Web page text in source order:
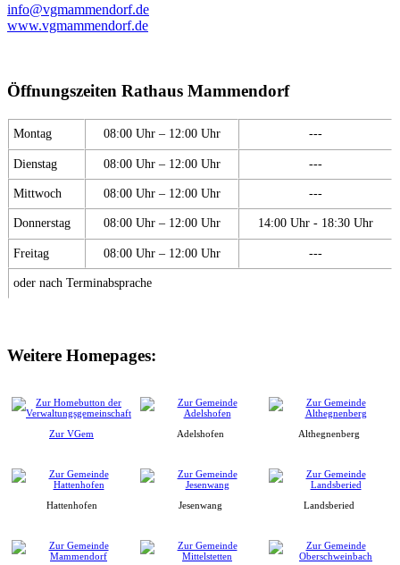
info@vgmammendorf.de
www.vgmammendorf.de
Öffnungszeiten Rathaus Mammendorf
Montag 08:00 Uhr – 12:00 Uhr ---
Dienstag 08:00 Uhr – 12:00 Uhr ---
Mittwoch 08:00 Uhr – 12:00 Uhr ---
Donnerstag 08:00 Uhr – 12:00 Uhr 14:00 Uhr - 18:30 Uhr
Freitag 08:00 Uhr – 12:00 Uhr ---
oder nach Terminabsprache
Weitere Homepages:
Zur VGem Adelshofen Althegnenberg
Hattenhofen Jesenwang Landsberied